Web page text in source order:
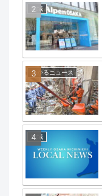
地域
わかるニュース
地域